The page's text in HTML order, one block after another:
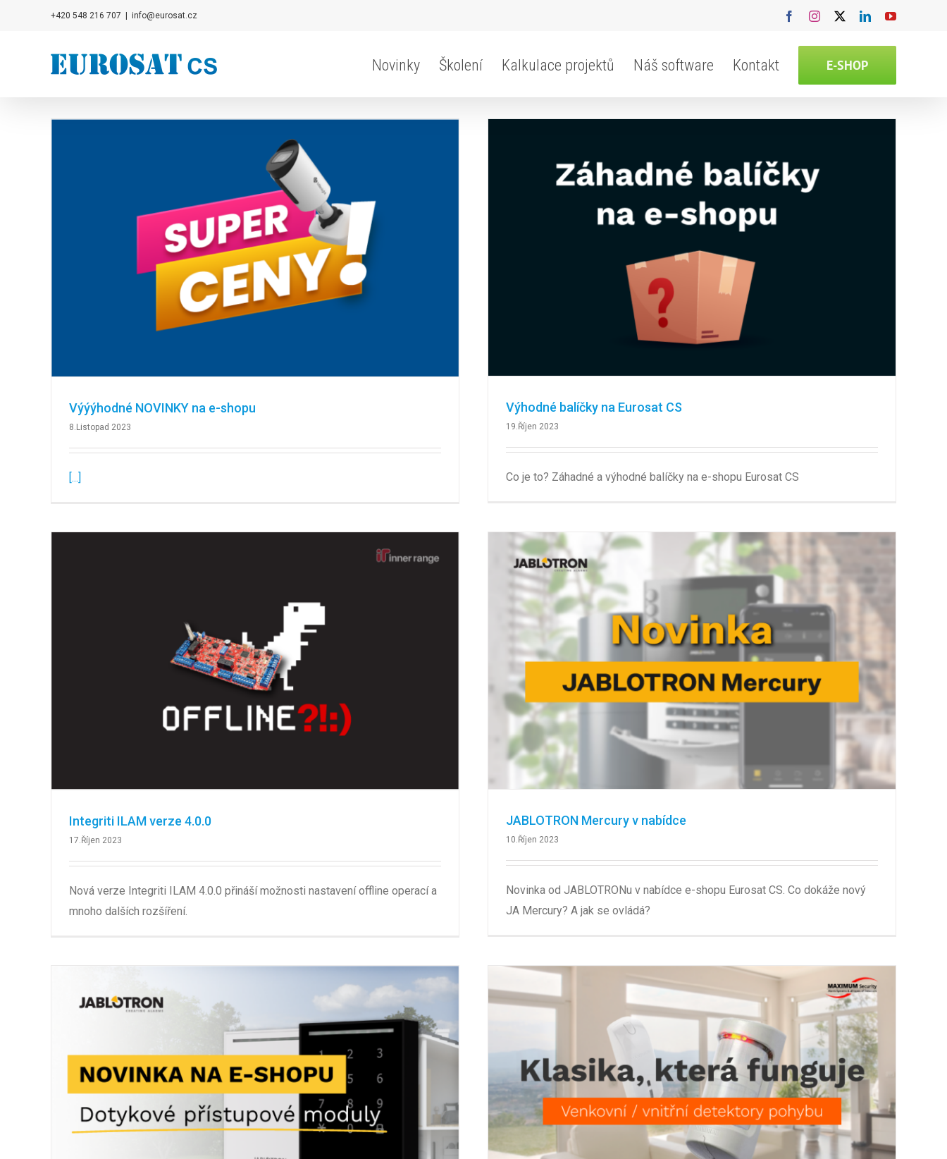
+420 548 216 707 info@eurosat.cz FacebookInstagram LinkedInYouTube
Novinky Školení Kalkulace projektů Náš software Kontakt E-SHOP
Výýýhodné NOVINKY na e-shopu
8.Listopad 2023
[...]
Výhodné balíčky na Eurosat CS
19.Říjen 2023
Co je to? Záhadné a výhodné balíčky na e-shopu Eurosat CS
Integriti ILAM verze 4.0.0
17.Říjen 2023
Nová verze Integriti ILAM 4.0.0 přináší možnosti nastavení offline operací a
mnoho dalších rozšíření.
JABLOTRON Mercury v nabídce
10.Říjen 2023
Novinka od JABLOTRONu v nabídce e-shopu Eurosat CS. Co dokáže nový
JA Mercury? A jak se ovládá?